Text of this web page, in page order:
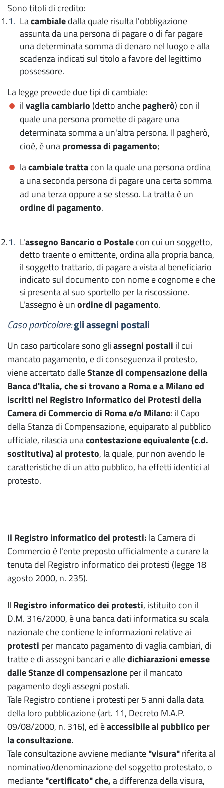
Sono titoli di credito:
Lacambialedalla quale risulta l'obbligazione
assunta da una persona di pagare o di far pagare
una determinata somma di denaro nel luogo e alla
scadenza indicati sul titolo a favore del legittimo
possessore.
La legge prevede due tipi di cambiale:
ilvaglia cambiario (detto anchepagherò) con il
quale una persona promette di pagare una
determinata somma a un'altra persona. Il pagherò,
cioè, è unapromessa di pagamento;
lacambiale trattacon la quale una persona ordina
a una seconda persona di pagare una certa somma
ad una terza oppure a se stesso. La tratta è un
ordine di pagamento.
L'assegno Bancario o Postalecon cui un soggetto,
detto traente o emittente, ordina alla propria banca,
il soggetto trattario, di pagare a vista al beneficiario
indicato sul documento con nome e cognome e che
si presenta al suo sportello per la riscossione.
L'assegno è unordine di pagamento.
Caso particolare:gli assegni postali
Un caso particolare sono gliassegni postali il cui
mancato pagamento, e di conseguenza il protesto,
viene accertato dalleStanze di compensazione della
Banca d'Italia, che si trovano a Roma e a Milano ed
iscritti nel Registro Informatico dei Protesti della
Camera di Commercio di Roma e/o Milano: il Capo
della Stanza di Compensazione, equiparato al pubblico
ufficiale, rilascia unacontestazione equivalente (c.d.
sostitutiva) al protesto, la quale, pur non avendo le
caratteristiche di un atto pubblico, ha effetti identici al
protesto.
Il Registro informatico dei protesti: la Camera di
Commercio è l'ente preposto ufficialmente a curare la
tenuta del Registro informatico dei protesti (legge 18
agosto 2000, n. 235).
Il Registro informatico dei protesti, istituito con il
D.M. 316/2000, è una banca dati informatica su scala
nazionale che contiene le informazioni relative ai
protesti per mancato pagamento di vaglia cambiari, di
tratte e di assegni bancari e alledichiarazioni emesse
dalle Stanze di compensazioneper il mancato
pagamento degli assegni postali.
Tale Registro contiene i protesti per 5 anni dalla data
della loro pubblicazione (art. 11, Decreto M.A.P.
09/08/2000, n. 316), ed èaccessibile al pubblico per
la consultazione.
Tale consultazione avviene mediante"visura"riferita al
nominativo/denominazione del soggetto protestato, o
mediante"certificato" che,a differenza della visura,